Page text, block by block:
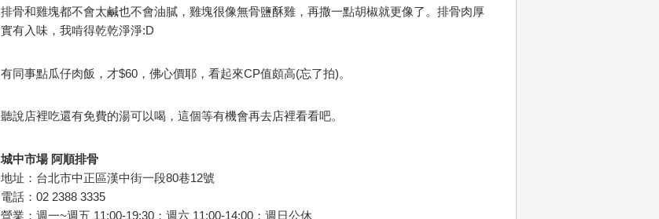
排骨和雞塊都不會太鹹也不會油膩，雞塊很像無骨鹽酥雞，再撒一點胡椒就更像了。排骨肉厚
實有入味，我啃得乾乾淨淨:D
有同事點瓜仔肉飯，才$60，佛心價耶，看起來CP值頗高(忘了拍)。
聽說店裡吃還有免費的湯可以喝，這個等有機會再去店裡看看吧。
城中市場 阿順排骨
地址：台北市中正區漢中街一段80巷12號
電話：02 2388 3335
營業：週一~週五 11:00-19:30；週六 11:00-14:00；週日公休